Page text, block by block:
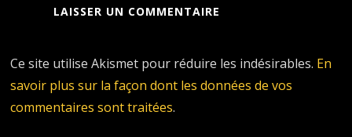
Ce site utilise Akismet pour réduire les indésirables. En
savoir plus sur la façon dont les données de vos
commentaires sont traitées.